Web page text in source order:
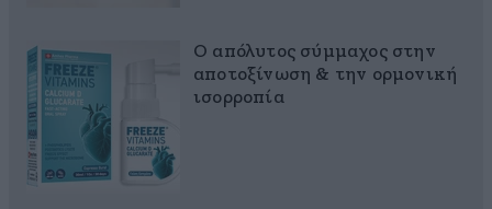
Ο απόλυτος σύμμαχος στην
αποτοξίνωση & την ορμονική
ισορροπία